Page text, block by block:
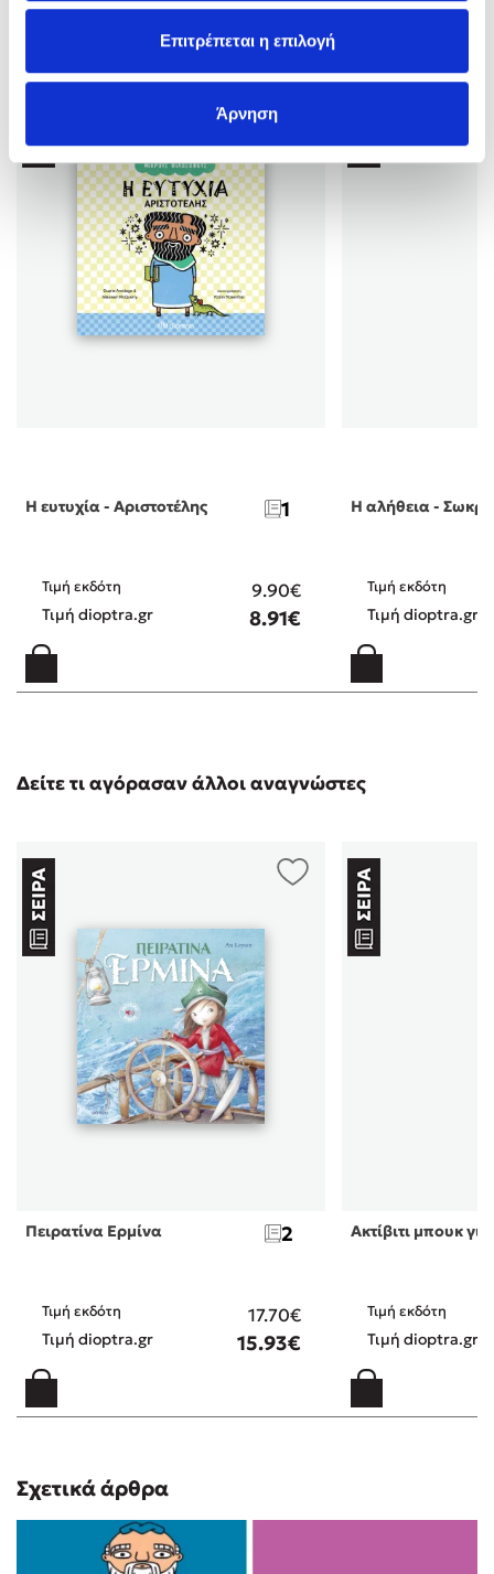
Επιτρέπεται η επιλογή
Άρνηση
Η ευτυχία - Αριστοτέλης 1
Τιμή εκδότη 9.90€
Τιμή dioptra.gr 8.91€
Η αλήθεια -
Τιμή εκδότη
Τιμή dioptra.gr
Δείτε τι αγόρασαν άλλοι αναγνώστες
Πειρατίνα Ερμίνα 2
Τιμή εκδότη 17.70€
Τιμή dioptra.gr 15.93€
Ακτίβιτι μπουκ
Τιμή εκδότη
Τιμή dioptra.gr
Σχετικά άρθρα